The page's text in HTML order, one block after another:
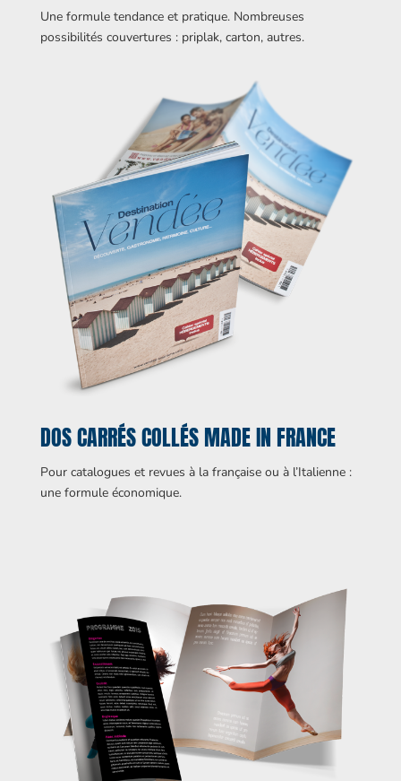
Une formule tendance et pratique. Nombreuses
possibilités couvertures : priplak, carton, autres.
DOS CARRÉS COLLÉS MADE IN FRANCE
Pour catalogues et revues à la française ou à l’Italienne :
une formule économique.